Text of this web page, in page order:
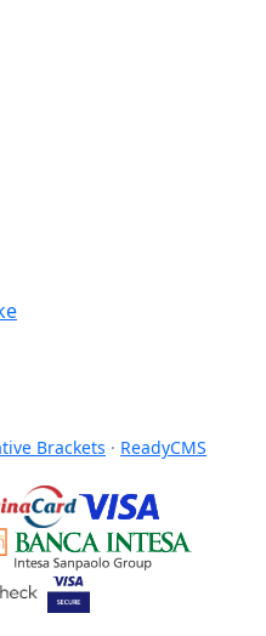
Brackets · ReadyCMS